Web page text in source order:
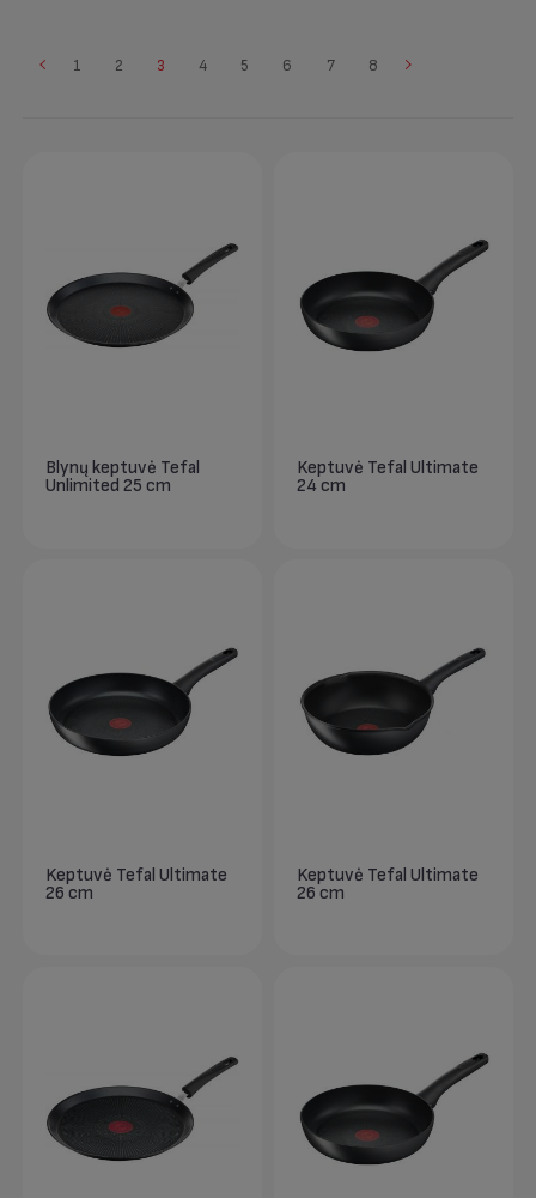
1 2 3 4 5 6 7 8
Blynų keptuvė Tefal
Unlimited 25 cm
Keptuvė Tefal Ultimate
24 cm
Keptuvė Tefal Ultimate
26 cm
Keptuvė Tefal Ultimate
26 cm